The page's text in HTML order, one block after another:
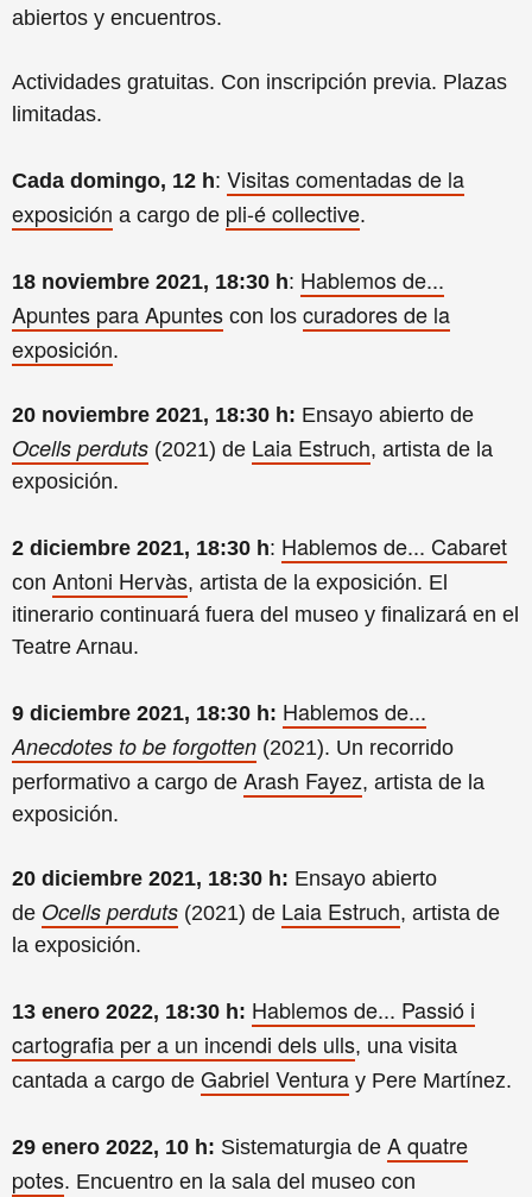
abiertos y encuentros.
Actividades gratuitas. Con inscripción previa. Plazas
limitadas.
Cada domingo, 12 h: Visitas comentadas de la
exposición a cargo de pli-é collective.
18 noviembre 2021, 18:30 h: Hablemos de...
Apuntes para Apuntes con los curadores de la
exposición.
20 noviembre 2021, 18:30 h: Ensayo abierto de
Ocells perduts (2021) de Laia Estruch, artista de la
exposición.
2 diciembre 2021, 18:30 h: Hablemos de... Cabaret
con Antoni Hervàs, artista de la exposición. El
itinerario continuará fuera del museo y finalizará en el
Teatre Arnau.
9 diciembre 2021, 18:30 h: Hablemos de...
Anecdotes to be forgotten (2021). Un recorrido
performativo a cargo de Arash Fayez, artista de la
exposición.
20 diciembre 2021, 18:30 h: Ensayo abierto
de Ocells perduts (2021) de Laia Estruch, artista de
la exposición.
13 enero 2022, 18:30 h: Hablemos de... Passió i
cartografia per a un incendi dels ulls, una visita
cantada a cargo de Gabriel Ventura y Pere Martínez.
29 enero 2022, 10 h: Sistematurgia de A quatre
potes. Encuentro en la sala del museo con